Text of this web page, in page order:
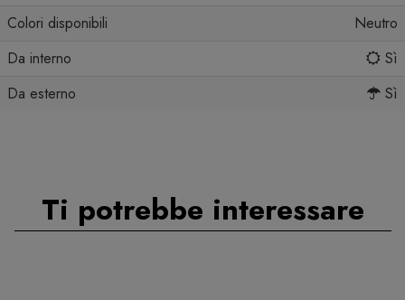
Colori disponibili
Neutro
Da interno
Sì
Da esterno
Sì
Ti potrebbe interessare